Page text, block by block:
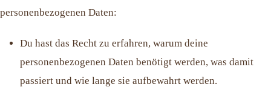
personenbezogenen Daten:
Du hast das Recht zu erfahren, warum deine
personenbezogenen Daten benötigt werden, was damit
passiert und wie lange sie aufbewahrt werden.